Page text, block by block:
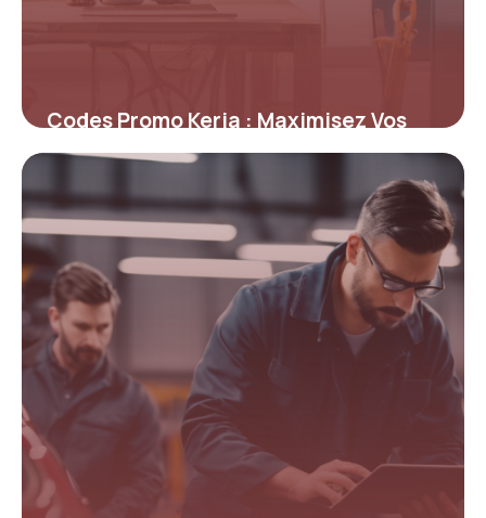
Codes Promo Keria : Maximisez Vos
Économies sur l’Éclairage Design
4 juillet 2025